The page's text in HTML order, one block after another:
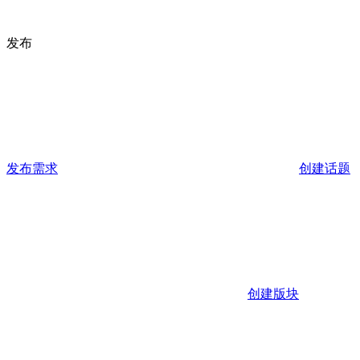
发布
发布需求 创建话题
创建版块